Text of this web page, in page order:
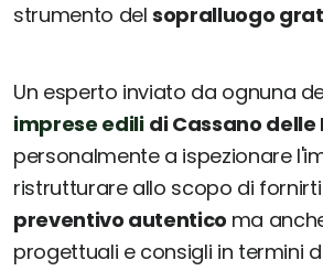
strumento delsopralluogo
Un esperto inviato da ognuna
imprese edili di Cassano delle
personalmente a ispezionare
ristrutturare allo scopo di
preventivo autentico ma
progettuali e consigli in termini